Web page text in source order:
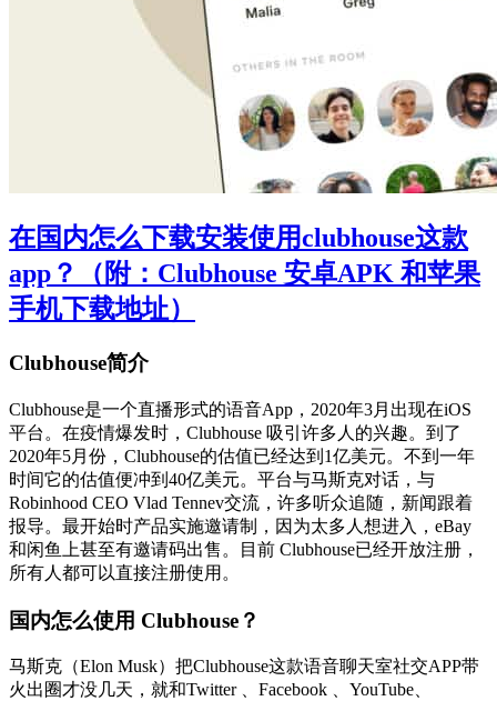
在国内怎么下载安装使用clubhouse这款
app？（附：Clubhouse 安卓APK 和苹果
手机下载地址）
Clubhouse简介
Clubhouse是一个直播形式的语音App，2020年3月出现在iOS
平台。在疫情爆发时，Clubhouse 吸引许多人的兴趣。到了
2020年5月份，Clubhouse的估值已经达到1亿美元。不到一年
时间它的估值便冲到40亿美元。平台与马斯克对话，与
Robinhood CEO Vlad Tennev交流，许多听众追随，新闻跟着
报导。最开始时产品实施邀请制，因为太多人想进入，eBay
和闲鱼上甚至有邀请码出售。目前 Clubhouse已经开放注册，
所有人都可以直接注册使用。
国内怎么使用 Clubhouse？
马斯克（Elon Musk）把Clubhouse这款语音聊天室社交APP带
火出圈才没几天，就和Twitter 、Facebook 、YouTube、